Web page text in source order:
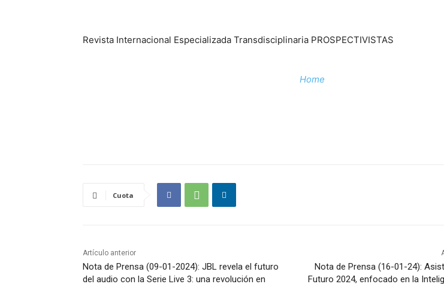
Revista Internacional Especializada Transdisciplinaria PROSPECTIVISTAS
Home
Cuota
Artículo anterior
Nota de Prensa (09-01-2024): JBL revela el futuro
del audio con la Serie Live 3: una revolución en
Nota de Prensa (16-01-24):
Futuro 2024, enfocado en la